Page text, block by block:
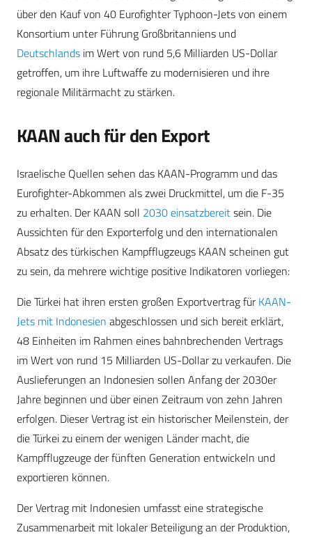
über den Kauf von 40 Eurofighter Typhoon-Jets von einem
Konsortium unter Führung Großbritanniens und
Deutschlands im Wert von rund 5,6 Milliarden US-Dollar
getroffen, um ihre Luftwaffe zu modernisieren und ihre
regionale Militärmacht zu stärken.
KAAN auch für den Export
Israelische Quellen sehen das KAAN-Programm und das
Eurofighter-Abkommen als zwei Druckmittel, um die F-35
zu erhalten. Der KAAN soll 2030 einsatzbereitsein. Die
Aussichten für den Exporterfolg und den internationalen
Absatz des türkischen Kampfflugzeugs KAAN scheinen gut
zu sein, da mehrere wichtige positive Indikatoren vorliegen:
Die Türkei hat ihren ersten großen Exportvertrag fürKAAN-
Jets mit Indonesien abgeschlossen und sich bereit erklärt,
48 Einheiten im Rahmen eines bahnbrechenden Vertrags
im Wert von rund 15 Milliarden US-Dollar zu verkaufen. Die
Auslieferungen an Indonesien sollen Anfang der 2030er
Jahre beginnen und über einen Zeitraum von zehn Jahren
erfolgen. Dieser Vertrag ist ein historischer Meilenstein, der
die Türkei zu einem der wenigen Länder macht, die
Kampfflugzeuge der fünften Generation entwickeln und
exportieren können.
Der Vertrag mit Indonesien umfasst eine strategische
Zusammenarbeit mit lokaler Beteiligung an der Produktion,